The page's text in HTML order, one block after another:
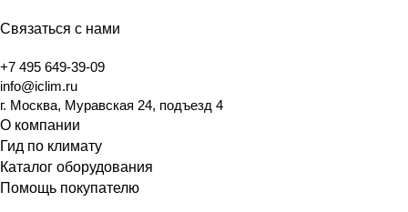
Связаться с нами
+7 495 649-39-09
info@iclim.ru
г. Москва, Муравская 24, подъезд 4
О компании
Гид по климату
Каталог оборудования
Помощь покупателю